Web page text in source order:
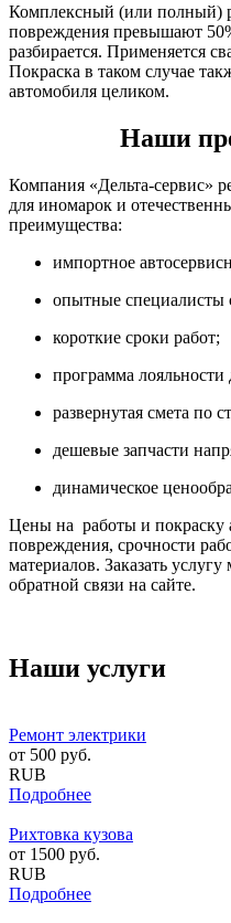
Комплексный (или полный)
повреждения превышают
разбирается. Применяется
Покраска в таком случае
автомобиля целиком.
Наши
Компания «Дельта-сервис»
для иномарок и
преимущества:
импортное
опытные специалисты
короткие сроки работ;
программа
развернутая смета по
дешевые запчасти
динамическое
Цены на работы и покраску
повреждения, срочности
материалов. Заказать
обратной связи на сайте.
Наши услуги
Ремонт электрики
от 500 руб.
RUB
Подробнее
Рихтовка кузова
от 1500 руб.
RUB
Подробнее